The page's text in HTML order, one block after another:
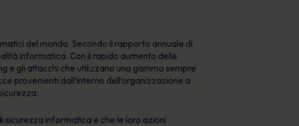
del mondo. Secondo il rapporto annuale di
informatica. Con il rapido aumento delle
e gli attacchi che utilizzano una gamma sempre
provenienti dall’interno dell’organizzazione a
sicurezza informatica e che le loro azioni